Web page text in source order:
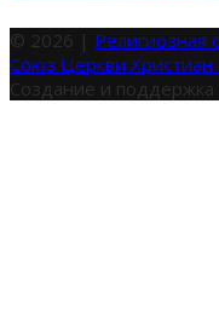
© 2026 | Религиозная
Союз Церкви
Создание и поддержка